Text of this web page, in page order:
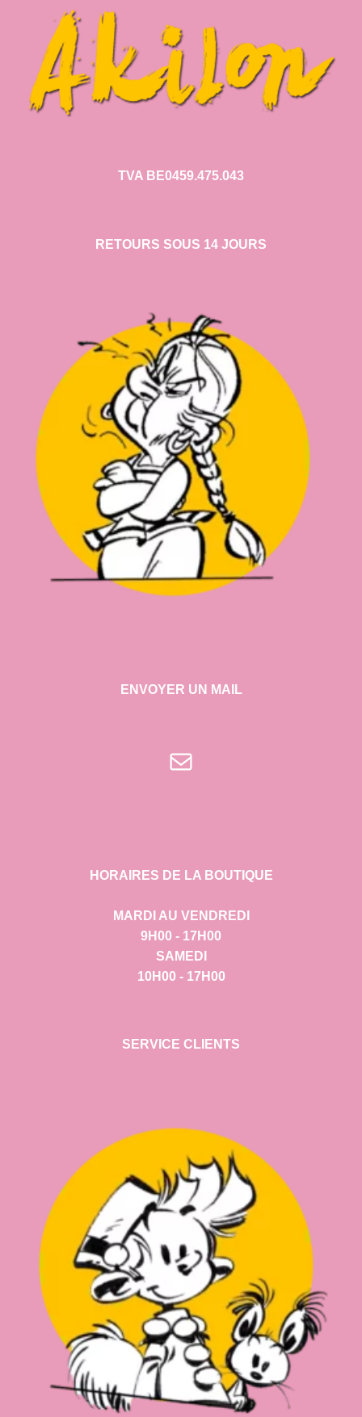
TVA BE0459.475.043
RETOURS SOUS 14 JOURS
ENVOYER UN MAIL
E-mail
HORAIRES DE LA BOUTIQUE
MARDI AU VENDREDI
9H00 - 17H00
SAMEDI
10H00 - 17H00
SERVICE CLIENTS